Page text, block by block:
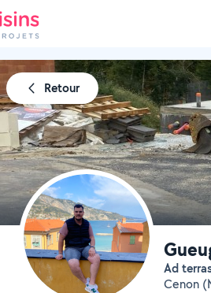
Retour
Ad
Cenon